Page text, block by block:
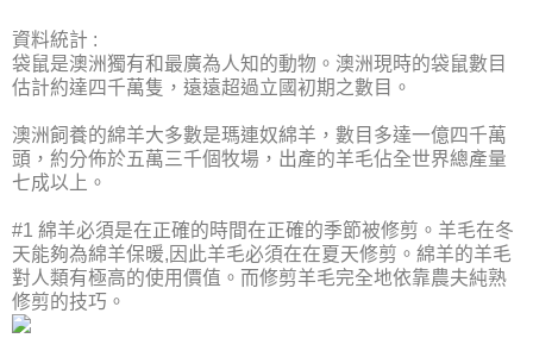
資料統計 :
袋鼠是澳洲獨有和最廣為人知的動物。澳洲現時的袋鼠數目
估計約達四千萬隻，遠遠超過立國初期之數目。
澳洲飼養的綿羊大多數是瑪連奴綿羊，數目多達一億四千萬
頭，約分佈於五萬三千個牧場，出產的羊毛佔全世界總產量
七成以上。
#1 綿羊必須是在正確的時間在正確的季節被修剪。羊毛在冬
天能夠為綿羊保暖,因此羊毛必須在在夏天修剪。綿羊的羊毛
對人類有極高的使用價值。而修剪羊毛完全地依靠農夫純熟
修剪的技巧。